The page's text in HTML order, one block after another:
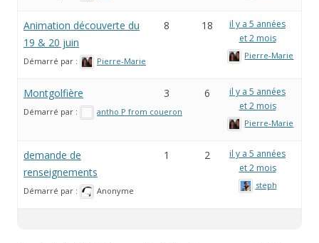
Animation découverte du
19 & 20 juin
Démarré par : Pierre-Marie
8 18
il y a 5 années
et 2 mois
Pierre-Marie
Montgolfière
Démarré par : antho P from coueron
3 6
il y a 5 années
et 2 mois
Pierre-Marie
demande de
renseignements
Démarré par : Anonyme
1 2
il y a 5 années
et 2 mois
steph